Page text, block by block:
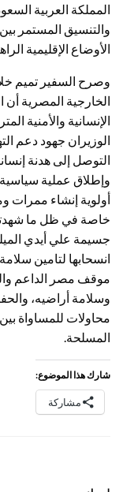
المملكة العربية
والتنسيق المستمر
الأوضاع الإقليمية
وصرح السفير تميم
الخارجية المصرية أن
الإنسانية والأمنية
الوزيران جهود دعم
التوصل إلى هدنة
وإطلاق عملية
أولوية إنشاء ممرات
خاصة في ظل ما
جسيمة علي أيدي
انسحابها لتامين
موقف مصر الداعم
وسلامة أراضيه،
محاولات للمساواة
المسلحة.
شارك هذا الموضوع:
مشاركة